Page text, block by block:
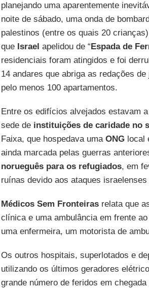
planejando uma aparentemente
noite de sábado, uma onda de
palestinos (entre os quais 20
que Israel apelidou de “Espada de
residenciais foram atingidos e foi
14 andares que abriga as redações
pelo menos 100 apartamentos.
Entre os edifícios alvejados estavam
sede de instituições de caridade no
Faixa, que hospedava uma ONGlocal
ainda marcada pelas guerras
norueguês para os refugiados, em
ruínas devido aos ataques
Médicos Sem Fronteirasrelata que
clínica e uma ambulância em frente ao
uma enfermeira, um motorista de
Os outros hospitais, superlotados e
utilizando os últimos geradores
grande número de feridos em